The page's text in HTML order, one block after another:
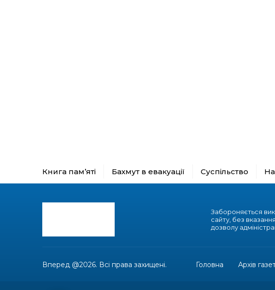
Книга пам’яті Бахмут в евакуації Суспільство
Забороняється
сайту, без
дозволу
Вперед @2026. Всі права захищені. Головна Архів